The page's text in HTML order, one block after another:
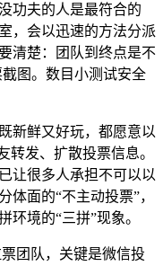
功夫的人是最符合的
，会以迅速的方法分派
清楚：团队到终点是不
图。数目小测试安全
新鲜又好玩，都愿意以
转发、扩散投票信息。
让很多人承担不可以以
面的“不主动投票”，
环境的“三拼”现象。
团队，关键是微信投